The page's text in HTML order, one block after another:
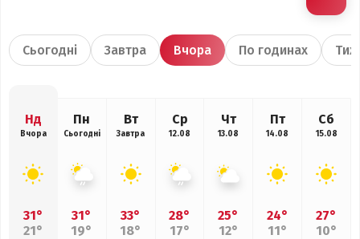
Сьогодні Завтра Вчора По годинах
Нд
Вчора
31°
21°
Пн
Сьогодні
31°
19°
Вт
Завтра
33°
18°
Ср
12.08
28°
17°
Чт
13.08
25°
12°
Пт
14.08
24°
11°
Сб
15.08
27°
10°